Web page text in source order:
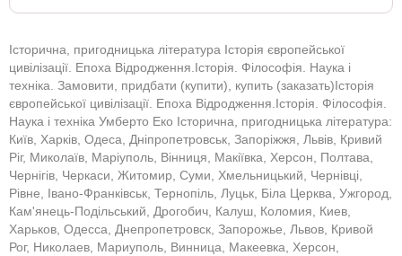
Історична, пригодницька література Історія європейської
цивілізації. Епоха Відродження.Історія. Філософія. Наука і
техніка. Замовити, придбати (купити), купить (заказать)Історія
європейської цивілізації. Епоха Відродження.Історія. Філософія.
Наука і техніка Умберто Еко Історична, пригодницька література:
Київ, Харків, Одеса, Дніпропетровськ, Запоріжжя, Львів, Кривий
Ріг, Миколаїв, Маріуполь, Вінниця, Макіївка, Херсон, Полтава,
Чернігів, Черкаси, Житомир, Суми, Хмельницький, Чернівці,
Рівне, Івано-Франківськ, Тернопіль, Луцьк, Біла Церква, Ужгород,
Кам'янець-Подільський, Дрогобич, Калуш, Коломия, Киев,
Харьков, Одесса, Днепропетровск, Запорожье, Львов, Кривой
Рог, Николаев, Мариуполь, Винница, Макеевка, Херсон,